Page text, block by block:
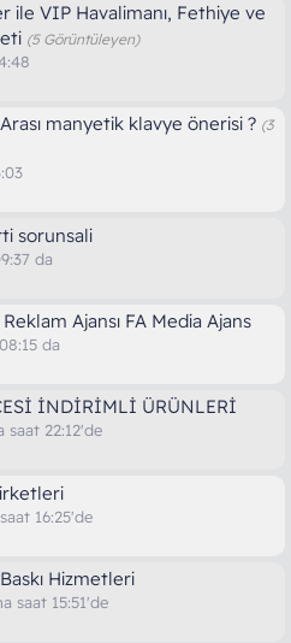
ile VIP Havalimanı, Fethiye ve
(5 Görüntüleyen)
manyetik klavye önerisi ? (3
sorunsali
da
Ajansı FA Media Ajans
da
İNDİRİMLİ ÜRÜNLERİ
saat 22:12'de
16:25'de
Hizmetleri
saat 15:51'de